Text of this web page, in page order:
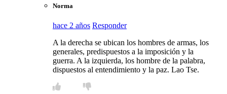
Norma
hace 2 años Responder
A la derecha se ubican los hombres de armas, los
generales, predispuestos a la imposición y la
guerra. A la izquierda, los hombre de la palabra,
dispuestos al entendimiento y la paz. Lao Tse.